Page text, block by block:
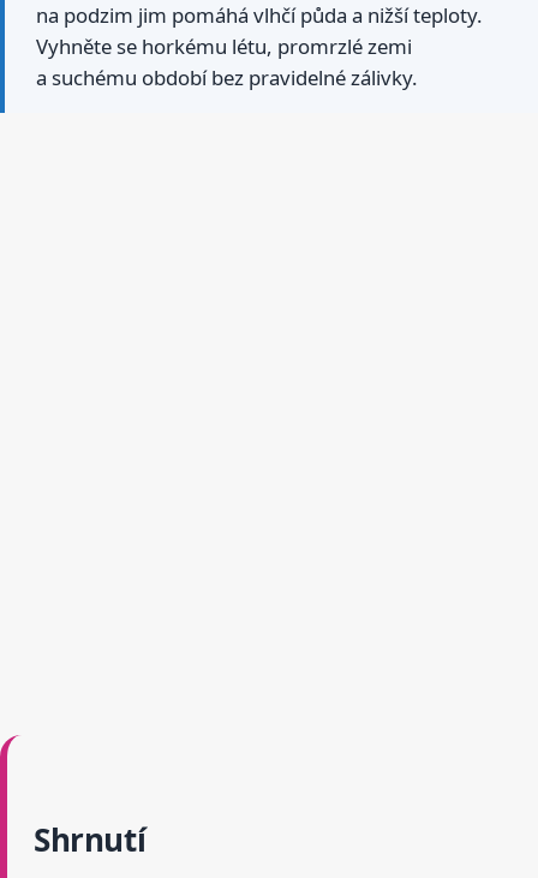
na podzim jim pomáhá vlhčí půda a nižší teploty.
Vyhněte se horkému létu, promrzlé zemi
a suchému období bez pravidelné zálivky.
Shrnutí